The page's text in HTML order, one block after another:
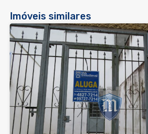
Imóveis similares